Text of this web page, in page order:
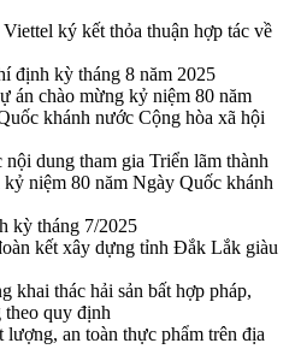
ký kết thỏa thuận hợp tác về
định kỳ tháng 8 năm 2025
án chào mừng kỷ niệm 80 năm
khánh nước Cộng hòa xã hội
dung tham gia Triển lãm thành
niệm 80 năm Ngày Quốc khánh
kỳ tháng 7/2025
kết xây dựng tỉnh Đắk Lắk giàu
khai thác hải sản bất hợp pháp,
theo quy định
an toàn thực phẩm trên địa